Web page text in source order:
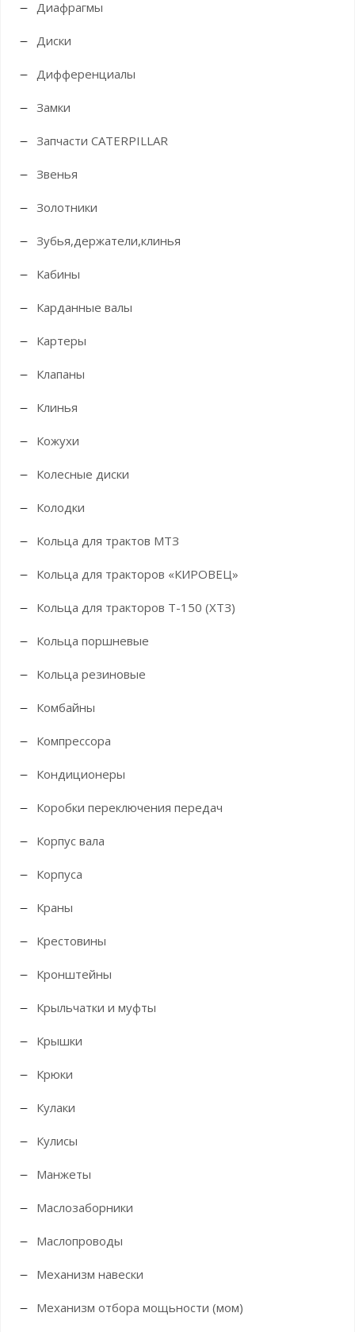
Диафрагмы
Диски
Дифференциалы
Замки
Запчасти CATERPILLAR
Звенья
Золотники
Зубья,держатели,клинья
Кабины
Карданные валы
Картеры
Клапаны
Клинья
Кожухи
Колесные диски
Колодки
Кольца для трактов МТЗ
Кольца для тракторов «КИРОВЕЦ»
Кольца для тракторов Т-150 (ХТЗ)
Кольца поршневые
Кольца резиновые
Комбайны
Компрессора
Кондиционеры
Коробки переключения передач
Корпус вала
Корпуса
Краны
Крестовины
Кронштейны
Крыльчатки и муфты
Крышки
Крюки
Кулаки
Кулисы
Манжеты
Маслозаборники
Маслопроводы
Механизм навески
Механизм отбора мощьности (мом)